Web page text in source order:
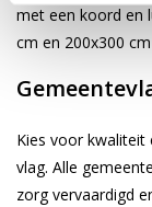
met een koord en
cm en 200x300
Kies voor
vlag. Alle
zorg vervaardigd